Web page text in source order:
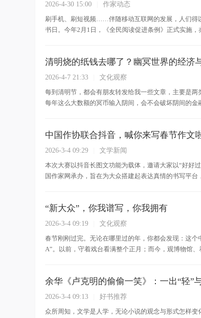
2026-4-30 15:00
作家动态
刷手机、刷短视频……伴随移动互联网的发展，人们得
书日。今年2月1日，《全民阅读促进条例》正式实施，
清明烧的纸钱去哪了？幽冥世界的经济
2026-4-7 21:33
文化观察
每到清明节，都会有朋友转发给我一些文章，主要是
每年这么大数额的冥币输入阴间，会不会破坏阴间的金
中国作协联合抖音，喊你来写春节作文
2026-3-4 09:29
文学新闻
本次大赛以抖音长图文功能为载体，邀请大家以“好好
国作家网承办，旨在为大众搭建起表达真情的书写平台
“新大众”，你我谱写，你我拥有
2026-3-4 09:19
文化观察
春节刚刚过完。无论在哪里过的年，你都会发现：这
A”。以前，守着戏台看满整个正月；而今，观博物馆、
余华《卢克明的偷偷一笑》：一出“轻”
2026-3-4 09:13
好书推荐
众所周知，文学是人学，无论小说的观念与形式怎样